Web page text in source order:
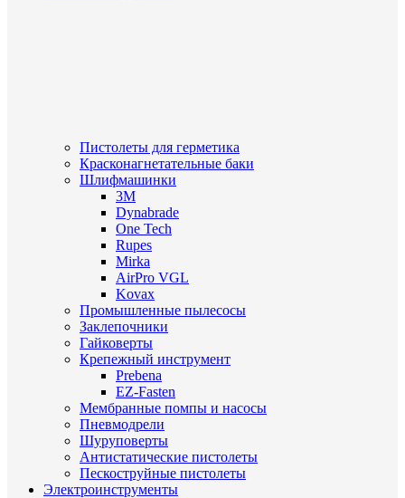
Пистолеты для герметика
Красконагнетательные баки
Шлифмашинки
3M
Dynabrade
One Tech
Rupes
Mirka
AirPro VGL
Kovax
Промышленные пылесосы
Заклепочники
Гайковерты
Крепежный инструмент
Prebena
EZ-Fasten
Мембранные помпы и насосы
Пневмодрели
Шуруповерты
Антистатические пистолеты
Пескоструйные пистолеты
Электроинструменты